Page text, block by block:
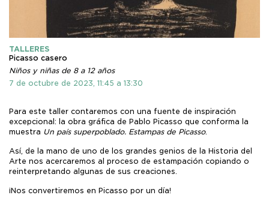
TALLERES
Picasso casero
Niños y niñas de 8 a 12 años
7 de octubre de 2023, 11:45 a 13:30
Para este taller contaremos con una fuente de inspiración
excepcional: la obra gráfica de Pablo Picasso que conforma la
muestra Un país superpoblado. Estampas de Picasso.
Así, de la mano de uno de los grandes genios de la Historia del
Arte nos acercaremos al proceso de estampación copiando o
reinterpretando algunas de sus creaciones.
¡Nos convertiremos en Picasso por un día!